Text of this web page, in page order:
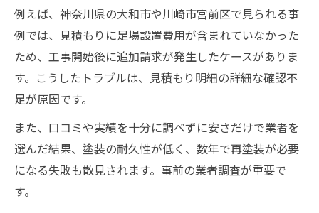
例えば、神奈川県の大和市や川崎市宮前区で見られる事
例では、見積もりに足場設置費用が含まれていなかった
ため、工事開始後に追加請求が発生したケースがありま
す。こうしたトラブルは、見積もり明細の詳細な確認不
足が原因です。
また、口コミや実績を十分に調べずに安さだけで業者を
選んだ結果、塗装の耐久性が低く、数年で再塗装が必要
になる失敗も散見されます。事前の業者調査が重要で
す。